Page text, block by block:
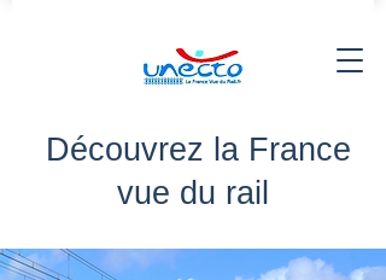
Découvrez la France
vue du rail